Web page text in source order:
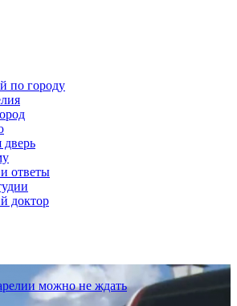
по городу
дверь
ответы
доктор
можно не ждать